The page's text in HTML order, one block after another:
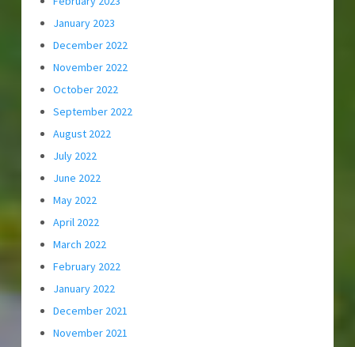
January 2023
December 2022
November 2022
October 2022
September 2022
August 2022
July 2022
June 2022
May 2022
April 2022
March 2022
February 2022
January 2022
December 2021
November 2021